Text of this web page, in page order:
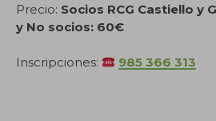
Precio: Socios RCG Castiello y
y No socios: 60€
Inscripciones: 985 366 313